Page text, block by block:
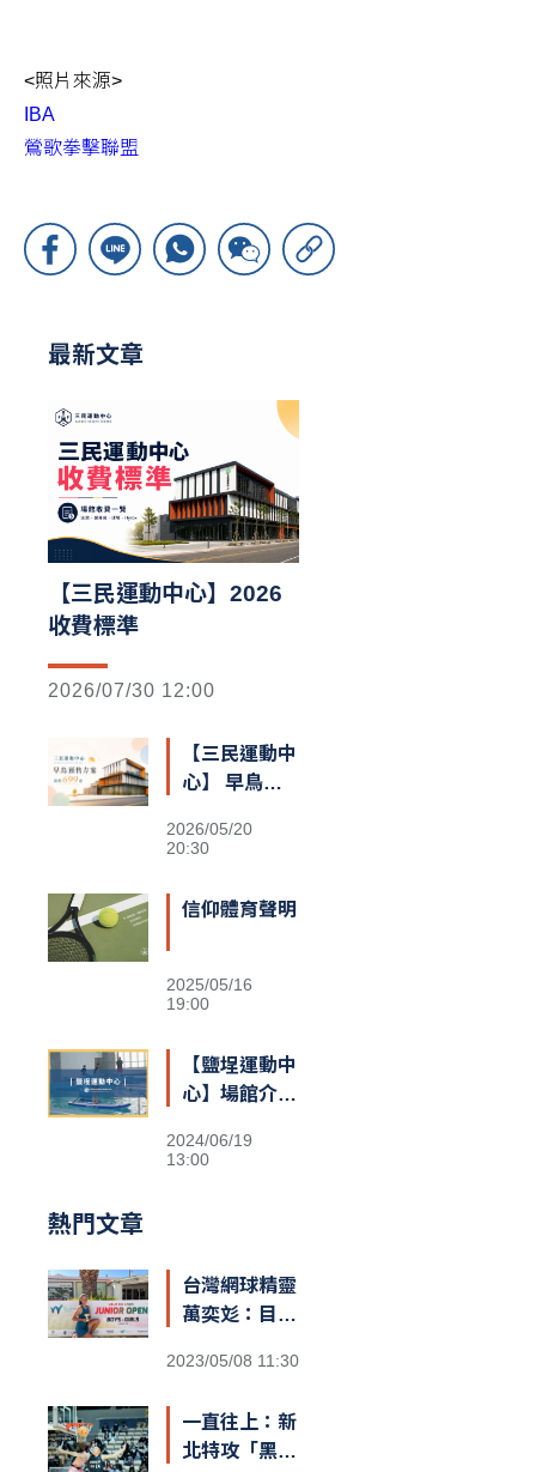
<照片來源>
IBA
鶯歌拳擊聯盟
最新文章
【三民運動中心】2026
收費標準
2026/07/30 12:00
【三民運動中
心】 早鳥預
2026/05/20
20:30
信仰體育聲明
2025/05/16
19:00
【鹽埕運動中
心】場館介紹
2024/06/19
13:00
熱門文章
台灣網球精靈
萬奕彣：目標
第一
2023/05/08 11:30
一直往上：新
北特攻「黑